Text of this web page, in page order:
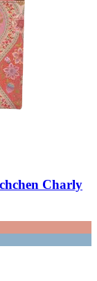
Charly